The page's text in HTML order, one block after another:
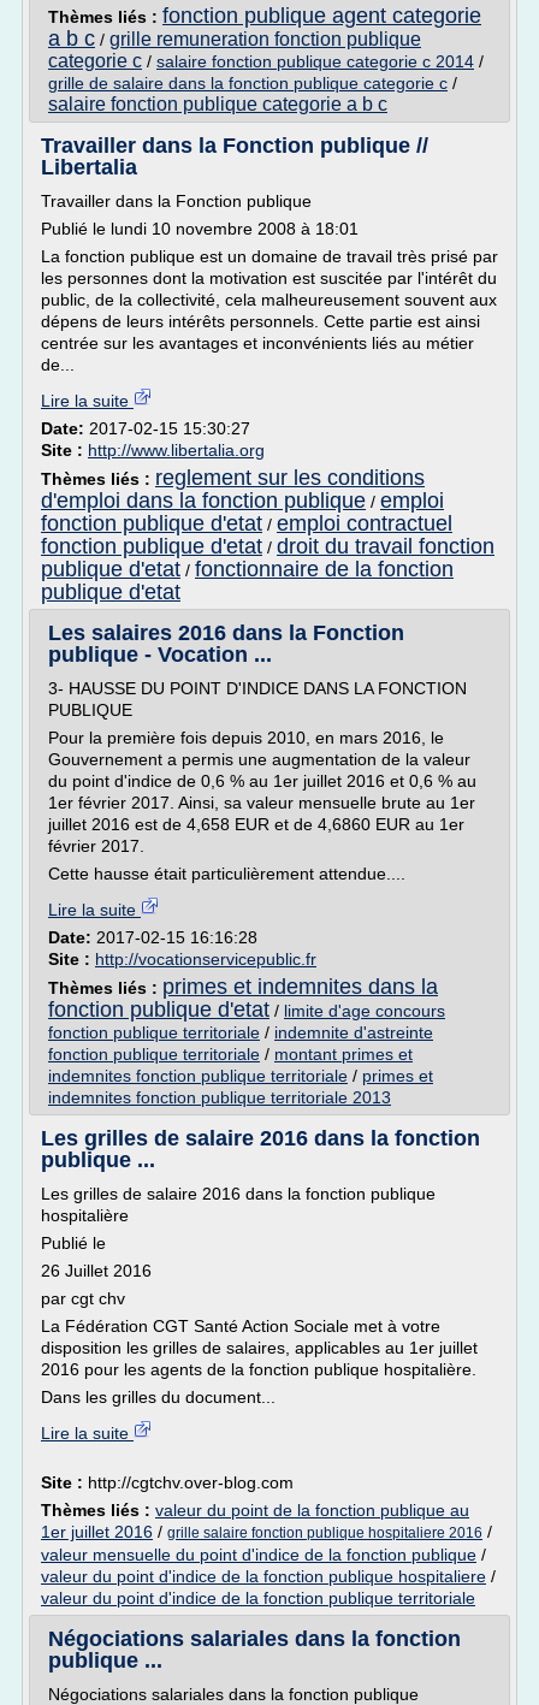
Thèmes liés : fonction publique agent categorie
a b c / grille remuneration fonction publique
categorie c / salaire fonction publique categorie c 2014 /
grille de salaire dans la fonction publique categorie c /
salaire fonction publique categorie a b c
Travailler dans la Fonction publique //
Libertalia
Travailler dans la Fonction publique
Publié le lundi 10 novembre 2008 à 18:01
La fonction publique est un domaine de travail très prisé par
les personnes dont la motivation est suscitée par l'intérêt du
public, de la collectivité, cela malheureusement souvent aux
dépens de leurs intérêts personnels. Cette partie est ainsi
centrée sur les avantages et inconvénients liés au métier
de...
Lire la suite
Date: 2017-02-15 15:30:27
Site : http://www.libertalia.org
Thèmes liés : reglement sur les conditions
d'emploi dans la fonction publique / emploi
fonction publique d'etat / emploi contractuel
fonction publique d'etat / droit du travail fonction
publique d'etat / fonctionnaire de la fonction
publique d'etat
Les salaires 2016 dans la Fonction
publique - Vocation ...
3- HAUSSE DU POINT D'INDICE DANS LA FONCTION
PUBLIQUE
Pour la première fois depuis 2010, en mars 2016, le
Gouvernement a permis une augmentation de la valeur
du point d'indice de 0,6 % au 1er juillet 2016 et 0,6 % au
1er février 2017. Ainsi, sa valeur mensuelle brute au 1er
juillet 2016 est de 4,658 EUR et de 4,6860 EUR au 1er
février 2017.
Cette hausse était particulièrement attendue....
Lire la suite
Date: 2017-02-15 16:16:28
Site : http://vocationservicepublic.fr
Thèmes liés : primes et indemnites dans la
fonction publique d'etat / limite d'age concours
fonction publique territoriale / indemnite d'astreinte
fonction publique territoriale / montant primes et
indemnites fonction publique territoriale / primes et
indemnites fonction publique territoriale 2013
Les grilles de salaire 2016 dans la fonction
publique ...
Les grilles de salaire 2016 dans la fonction publique
hospitalière
Publié le
26 Juillet 2016
par cgt chv
La Fédération CGT Santé Action Sociale met à votre
disposition les grilles de salaires, applicables au 1er juillet
2016 pour les agents de la fonction publique hospitalière.
Dans les grilles du document...
Lire la suite
Site : http://cgtchv.over-blog.com
Thèmes liés : valeur du point de la fonction publique au
1er juillet 2016 / grille salaire fonction publique hospitaliere 2016 /
valeur mensuelle du point d'indice de la fonction publique /
valeur du point d'indice de la fonction publique hospitaliere /
valeur du point d'indice de la fonction publique territoriale
Négociations salariales dans la fonction
publique ...
Négociations salariales dans la fonction publique